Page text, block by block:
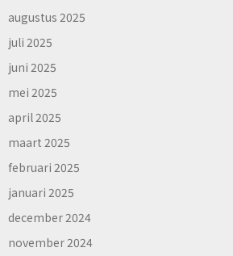
augustus 2025
juli 2025
juni 2025
mei 2025
april 2025
maart 2025
februari 2025
januari 2025
december 2024
november 2024